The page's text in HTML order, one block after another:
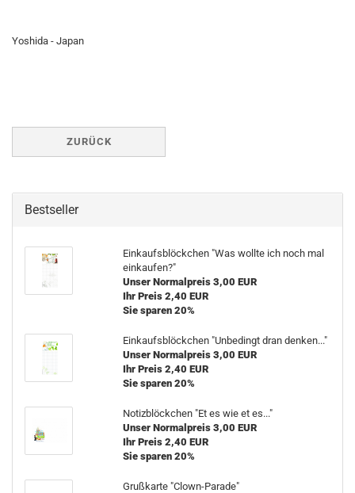
Yoshida - Japan
ZURÜCK
Bestseller
Einkaufsblöckchen "Was wollte ich noch mal
einkaufen?"
Unser Normalpreis 3,00 EUR
Ihr Preis 2,40 EUR
Sie sparen 20%
Einkaufsblöckchen "Unbedingt dran denken..."
Unser Normalpreis 3,00 EUR
Ihr Preis 2,40 EUR
Sie sparen 20%
Notizblöckchen "Et es wie et es..."
Unser Normalpreis 3,00 EUR
Ihr Preis 2,40 EUR
Sie sparen 20%
Grußkarte "Clown-Parade"